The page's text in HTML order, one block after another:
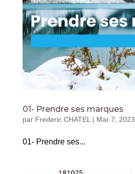
01- Prendre ses marques
par Frederic CHATEL | Mar 7, 2023
01- Prendre ses...